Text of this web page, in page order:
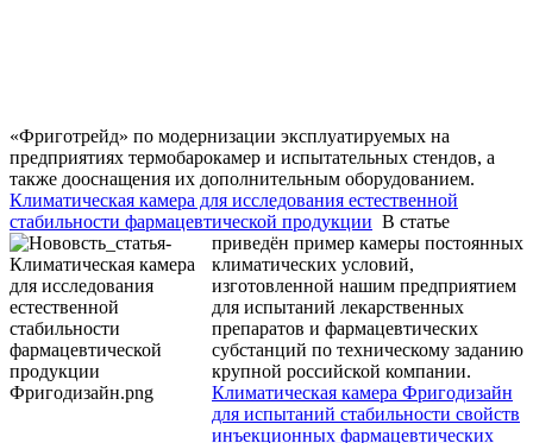
«Фриготрейд» по модернизации эксплуатируемых на
предприятиях термобарокамер и испытательных стендов, а
также дооснащения их дополнительным оборудованием.
Климатическая камера для исследования естественной
стабильности фармацевтической продукции В статье
приведён пример камеры постоянных
климатических условий,
изготовленной нашим предприятием
для испытаний лекарственных
препаратов и фармацевтических
субстанций по техническому заданию
крупной российской компании.
Климатическая камера Фригодизайн
для испытаний стабильности свойств
инъекционных фармацевтических